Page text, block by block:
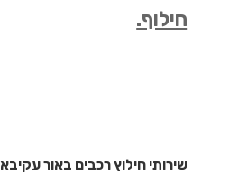
חילוף.
שירותי חילוץ רכבים באור עקיבא